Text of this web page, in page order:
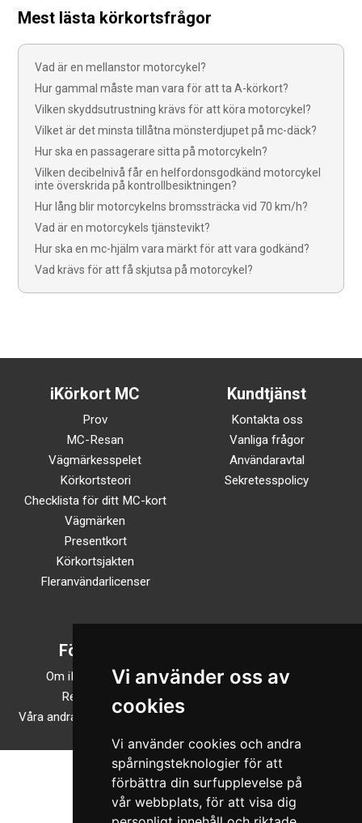
Vi använder oss av
cookies
Vi använder cookies och andra
spårningsteknologier för att
förbättra din surfupplevelse på
vår webbplats, för att visa dig
Mest lästa körkortsfrågor
Vad är en mellanstor motorcykel?
Hur gammal måste man vara för att ta A-körkort?
Vilken skyddsutrustning krävs för att köra motorcykel?
Vilket är det minsta tillåtna mönsterdjupet på mc-däck?
Hur ska en passagerare sitta på motorcykeln?
Vilken decibelnivå får en helfordonsgodkänd motorcykel
inte överskrida på kontrollbesiktningen?
Hur lång blir motorcykelns bromssträcka vid 70 km/h?
Vad är en motorcykels tjänstevikt?
Hur ska en mc-hjälm vara märkt för att vara godkänd?
Vad krävs för att få skjutsa på motorcykel?
iKörkort MC
Prov
MC-Resan
Vägmärkesspelet
Körkortsteori
Checklista för ditt MC-kort
Vägmärken
Presentkort
Körkortsjakten
Fleranvändarlicenser
Kundtjänst
Kontakta oss
Vanliga frågor
Användaravtal
Sekretesspolicy
Företaget
Om iKörkortMC.se
Recensioner
Våra andra onlineutbildningar
TikTok